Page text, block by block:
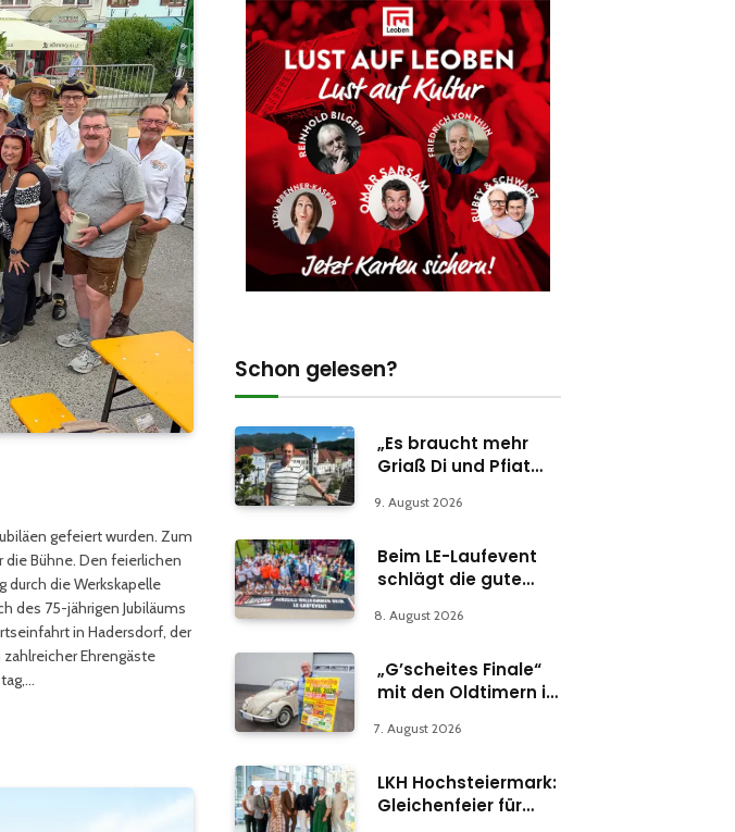
gefeiert wurden. Zum
die Bühne. Den feierlichen
die Werkskapelle
des 75-jährigen Jubiläums
in Hadersdorf, der
Ehrengäste
Schon gelesen?
„Es braucht mehr
Griaß Di und Pfiat
9. August 2026
Beim LE-Laufevent
schlägt die gute
8. August 2026
„G’scheites Finale“
mit den Oldtimern in
7. August 2026
LKH Hochsteiermark:
Gleichenfeier für